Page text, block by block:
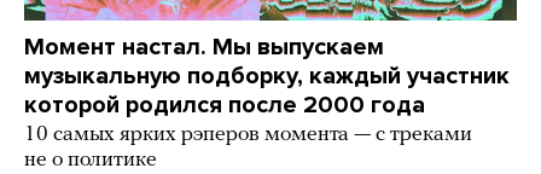
Момент настал. Мы выпускаем
музыкальную подборку, каждый участник
которой родился после 2000 года
10 самых ярких рэперов момента — с треками
не о политике